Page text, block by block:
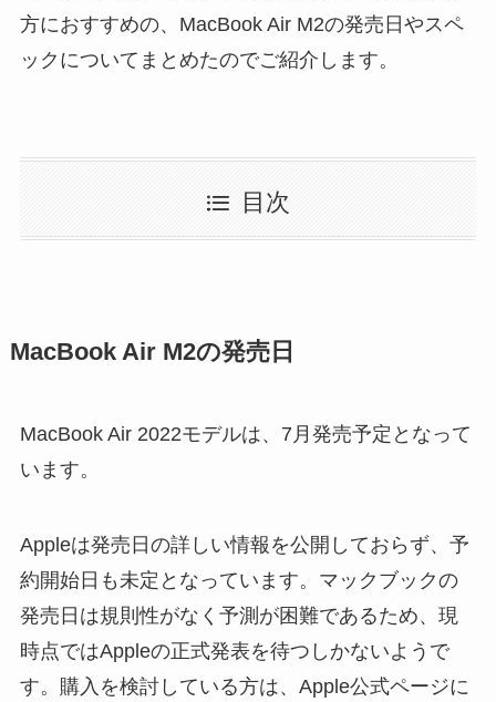
方におすすめの、MacBook Air M2の発売日やスペ
ックについてまとめたのでご紹介します。
目次
MacBook Air M2の発売日
MacBook Air 2022モデルは、7月発売予定となって
います。
Appleは発売日の詳しい情報を公開しておらず、予
約開始日も未定となっています。マックブックの
発売日は規則性がなく予測が困難であるため、現
時点ではAppleの正式発表を待つしかないようで
す。購入を検討している方は、Apple公式ページに